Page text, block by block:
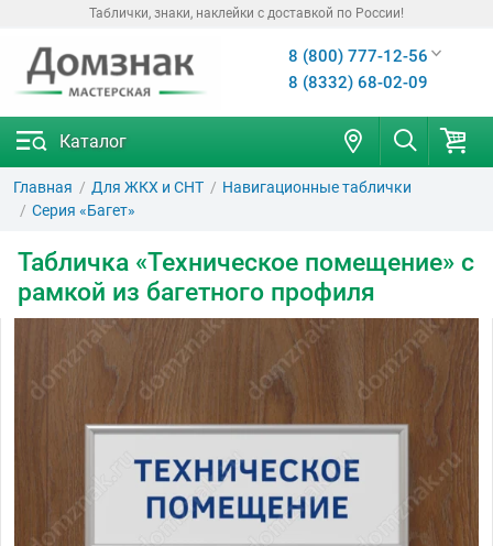
Таблички, знаки, наклейки с доставкой по России!
8 (800) 777-12-56
8 (8332) 68-02-09
Каталог
Главная Для ЖКХ и СНТ
Навигационные таблички
Серия «Багет»
Табличка «Техническое помещение» с
рамкой из багетного профиля